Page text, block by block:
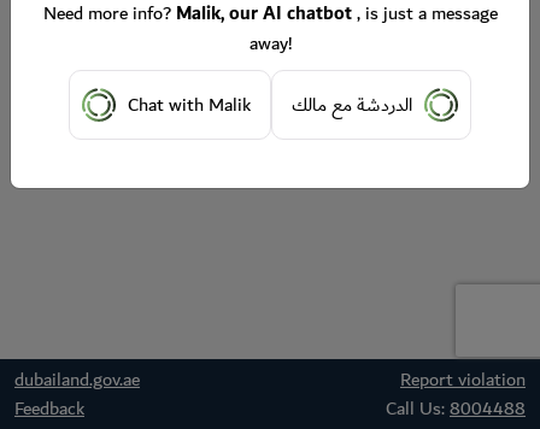
dubailand.gov.ae
Report violation
Feedback
Call Us:8004488
Need more info?Malik, our AI chatbot, is just a message
away!
Chat with Malik
الدردشة مع مالك